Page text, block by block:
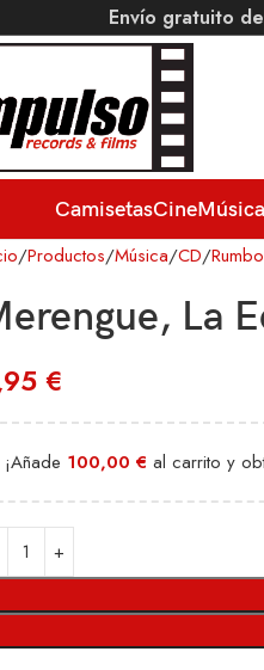
Envío gratuito
CamisetasCineMúsica
Productos Música CD
La
€
¡Añade 100,00 € al carrito y